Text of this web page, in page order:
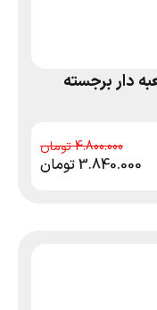
چرم جعبه دار برجسته
4.800.000
3.840.000تومان